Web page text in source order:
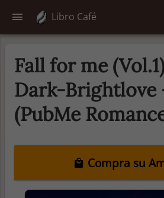
Libro Café
Fall for me
Dark-Brightlove
(PubMe
Compra su